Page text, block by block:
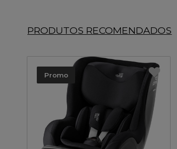
PRODUTOS RECOMENDADOS
Promo